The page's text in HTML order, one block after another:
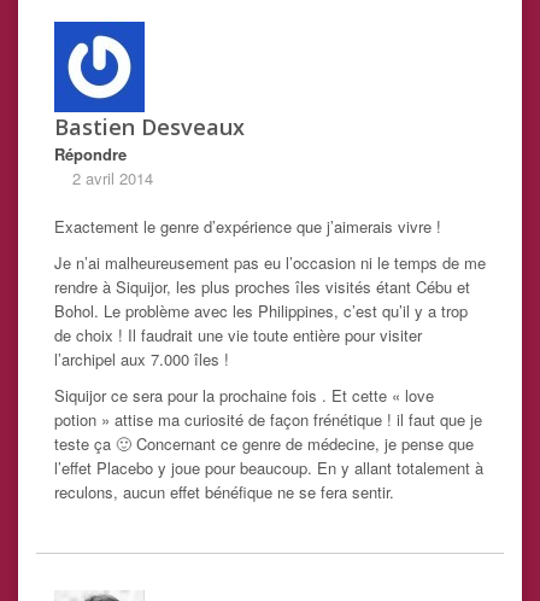
Bastien Desveaux
Répondre
2 avril 2014
Exactement le genre d’expérience que j’aimerais vivre !
Je n’ai malheureusement pas eu l’occasion ni le temps de me
rendre à Siquijor, les plus proches îles visités étant Cébu et
Bohol. Le problème avec les Philippines, c’est qu’il y a trop
de choix ! Il faudrait une vie toute entière pour visiter
l’archipel aux 7.000 îles !
Siquijor ce sera pour la prochaine fois . Et cette « love
potion » attise ma curiosité de façon frénétique ! il faut que je
teste ça 🙂 Concernant ce genre de médecine, je pense que
l’effet Placebo y joue pour beaucoup. En y allant totalement à
reculons, aucun effet bénéfique ne se fera sentir.